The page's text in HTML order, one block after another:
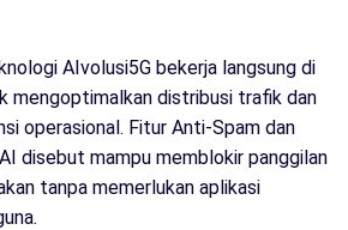
AIvolusi5G bekerja langsung di
mengoptimalkan distribusi trafik dan
operasional. Fitur Anti-Spam dan
disebut mampu memblokir panggilan
tanpa memerlukan aplikasi